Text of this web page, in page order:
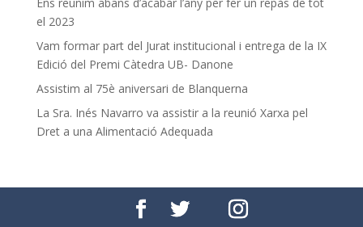
el 2023
Vam formar part del Jurat institucional i entrega de la IX
Edició del Premi Càtedra UB- Danone
Assistim al 75è aniversari de Blanquerna
La Sra. Inés Navarro va assistir a la reunió Xarxa pel
Dret a una Alimentació Adequada